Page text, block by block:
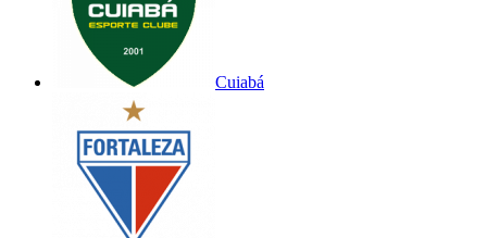
Cuiabá